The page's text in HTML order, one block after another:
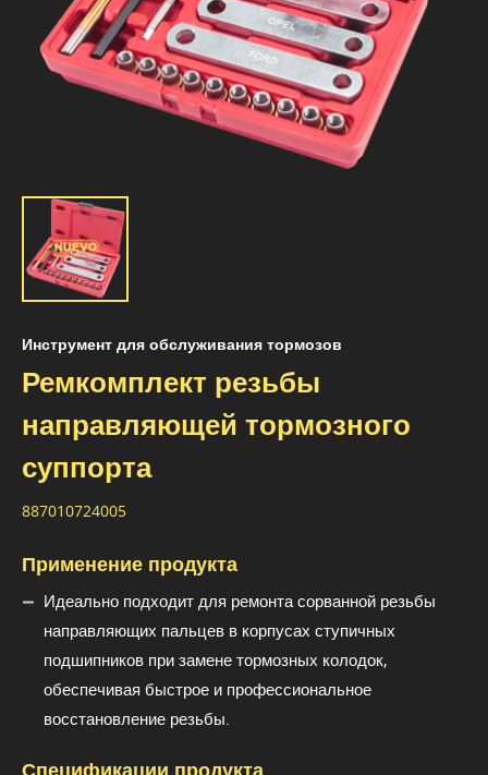
Инструмент для обслуживания тормозов
Ремкомплект резьбы
направляющей тормозного
суппорта
887010724005
Применение продукта
Идеально подходит для ремонта сорванной резьбы
направляющих пальцев в корпусах ступичных
подшипников при замене тормозных колодок,
обеспечивая быстрое и профессиональное
восстановление резьбы.